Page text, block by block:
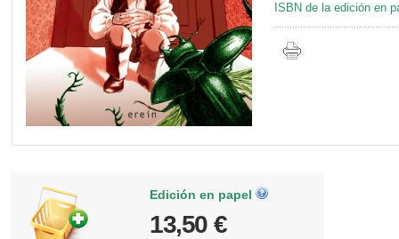
ISBN de la edición en
Edición en papel
13,50 €